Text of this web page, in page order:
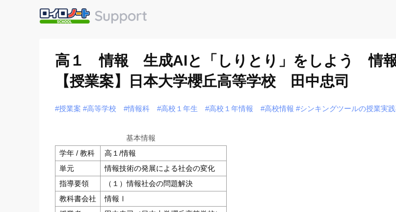
高１ 情報 生成AIと「しりとり」をしよう 情報
【授業案】日本大学櫻丘高等学校 田中忠司
#授業案 #高等学校 #情報科 #高校１年生 #高校１年情報 #高校情報 #シンキングツールの授業実
基本情報
学年 / 教科
高１/情報
単元
情報技術の発展による社会の変化
指導要領
（１）情報社会の問題解決
教科書会社
情報Ⅰ